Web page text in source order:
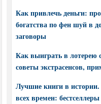
Как привлечь деньги:
богатства по фен шуй в
заговоры
Как выиграть в лотерею
советы экстрасенсов,
Лучшие книги в
всех времен: